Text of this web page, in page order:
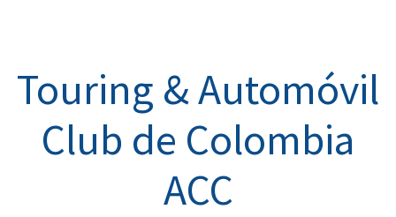
Touring & Automóvil
Club de Colombia
ACC